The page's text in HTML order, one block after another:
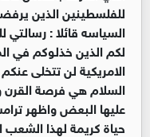
للفلسطينين الذين
السياسه قائلا :
لكم الذين خذلوكم في
الامريكية لن تتخلى
السلام هي فرصة
عليها البعض واظهر
حياة كريمة لهذا